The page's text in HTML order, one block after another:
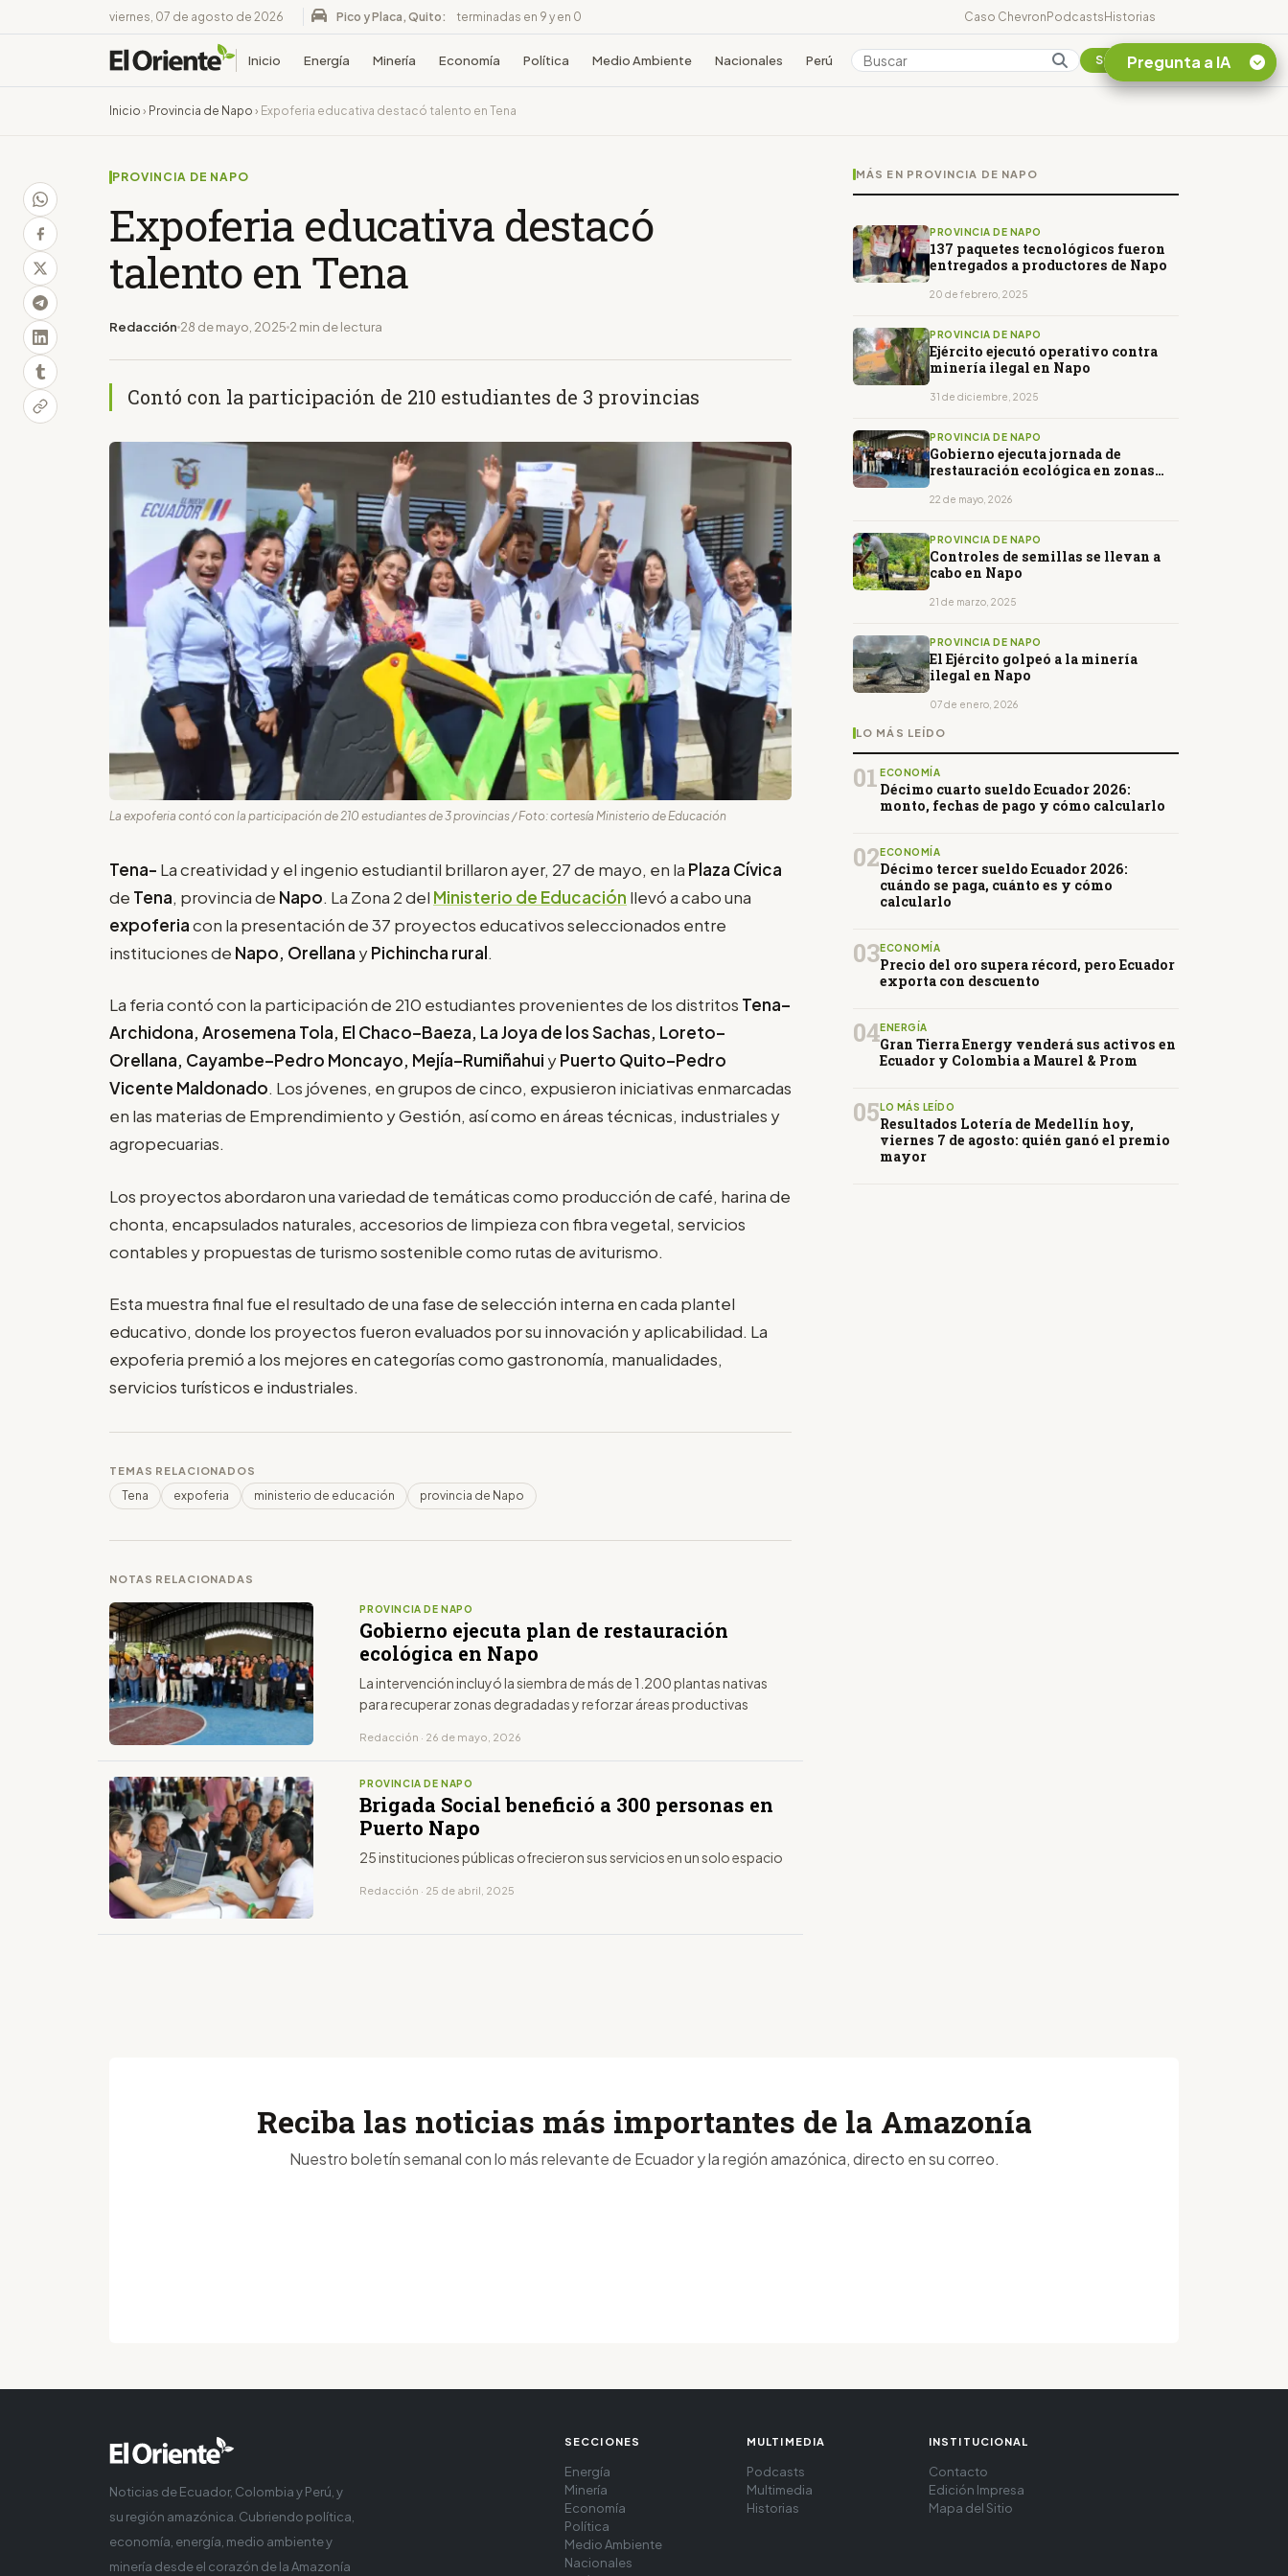
viernes, 07 de agosto de 2026 Pico y Placa, Quito: terminadas en 9 y en 0 Caso ChevronPodcastsHistorias
Inicio Energía Minería Economía Política Medio Ambiente Nacionales Perú Colombia Suscribirse
Inicio › Provincia de Napo › Expoferia educativa destacó talento en Tena
PROVINCIA DE NAPO
Expoferia educativa destacó
talento en Tena
Redacción 28 de mayo, 2025 2 min de lectura
Contó con la participación de 210 estudiantes de 3 provincias
La expoferia contó con la participación de 210 estudiantes de 3 provincias / Foto: cortesía Ministerio de Educación
Tena- La creatividad y el ingenio estudiantil brillaron ayer, 27 de mayo, en la Plaza Cívica
de Tena, provincia de Napo. La Zona 2 del Ministerio de Educación llevó a cabo una
expoferiacon la presentación de 37 proyectos educativos seleccionados entre
instituciones de Napo, Orellana yPichincha rural.
La feria contó con la participación de 210 estudiantes provenientes de los distritos Tena–
Archidona, Arosemena Tola, El Chaco–Baeza, La Joya de los Sachas, Loreto–
Orellana, Cayambe–Pedro Moncayo, Mejía–Rumiñahui yPuerto Quito–Pedro
Vicente Maldonado. Los jóvenes, en grupos de cinco, expusieron iniciativas enmarcadas
en las materias de Emprendimiento y Gestión, así como en áreas técnicas, industriales y
agropecuarias.
Los proyectos abordaron una variedad de temáticas como producción de café, harina de
chonta, encapsulados naturales, accesorios de limpieza con fibra vegetal, servicios
contables y propuestas de turismo sostenible como rutas de aviturismo.
Esta muestra final fue el resultado de una fase de selección interna en cada plantel
educativo, donde los proyectos fueron evaluados por su innovación y aplicabilidad. La
expoferia premió a los mejores en categorías como gastronomía, manualidades,
servicios turísticos e industriales.
TEMAS RELACIONADOS
Tena expoferia ministerio de educación provincia de Napo
NOTAS RELACIONADAS
PROVINCIA DE NAPO
Gobierno ejecuta plan de restauración
ecológica en Napo
La intervención incluyó la siembra de más de 1.200 plantas nativas
para recuperar zonas degradadas y reforzar áreas productivas
Redacción · 26 de mayo, 2026
PROVINCIA DE NAPO
Brigada Social benefició a 300 personas en
Puerto Napo
25 instituciones públicas ofrecieron sus servicios en un solo espacio
Redacción · 25 de abril, 2025
MÁS EN PROVINCIA DE NAPO
PROVINCIA DE NAPO
137 paquetes tecnológicos fueron
entregados a productores de Napo
20 de febrero, 2025
PROVINCIA DE NAPO
Ejército ejecutó operativo contra
minería ilegal en Napo
31 de diciembre, 2025
PROVINCIA DE NAPO
Gobierno ejecuta jornada de
restauración ecológica en zonas
22 de mayo, 2026
PROVINCIA DE NAPO
Controles de semillas se llevan a
cabo en Napo
21 de marzo, 2025
PROVINCIA DE NAPO
El Ejército golpeó a la minería
ilegal en Napo
07 de enero, 2026
LO MÁS LEÍDO
01 ECONOMÍA
Décimo cuarto sueldo Ecuador 2026:
monto, fechas de pago y cómo calcularlo
02 ECONOMÍA
Décimo tercer sueldo Ecuador 2026:
cuándo se paga, cuánto es y cómo
calcularlo
03ECONOMÍA
Precio del oro supera récord, pero Ecuador
exporta con descuento
04ENERGÍA
Gran Tierra Energy venderá sus activos en
Ecuador y Colombia a Maurel & Prom
05 LO MÁS LEÍDO
Resultados Lotería de Medellín hoy,
viernes 7 de agosto: quién ganó el premio
mayor
Pregunta a IA
¿En que consiste la
Reciba las noticias más importantes de la Amazonía
Nuestro boletín semanal con lo más relevante de Ecuador y la región amazónica, directo en su correo.
Noticias de Ecuador, Colombia y Perú, y
su región amazónica. Cubriendo política,
economía, energía, medio ambiente y
minería desde el corazón de la Amazonía
SECCIONES
Energía
Minería
Economía
Política
Medio Ambiente
Nacionales
MULTIMEDIA
Podcasts
Multimedia
Historias
INSTITUCIONAL
Contacto
Edición Impresa
Mapa del Sitio